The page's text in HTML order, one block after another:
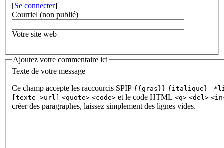
[Se connecter]
Courriel (non publié)
Votre site web
Ajoutez votre commentaire ici
Texte de votre message
Ce champ accepte les raccourcis SPIP {{gras}} {italique} -
[texte->url]
<quote> <code> et le code HTML <q> <del>
créer des paragraphes, laissez simplement des lignes vides.